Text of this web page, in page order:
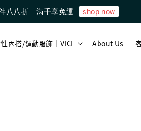
八八折｜滿千享免運 shop now
內搭/運動服飾｜VICI About Us